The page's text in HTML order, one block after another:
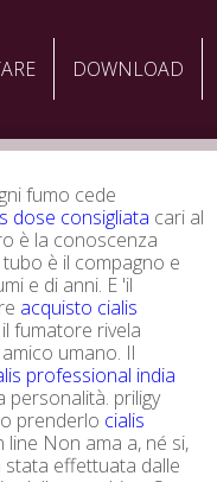
DOWNLOAD
fumo cede
dose consigliata cari al
è la conoscenza
è il compagno e
e di anni. E 'il
acquisto cialis
fumatore rivela
umano. Il
professional india
personalità. priligy
prenderlo cialis
line Non ama a, né si,
effettuata dalle